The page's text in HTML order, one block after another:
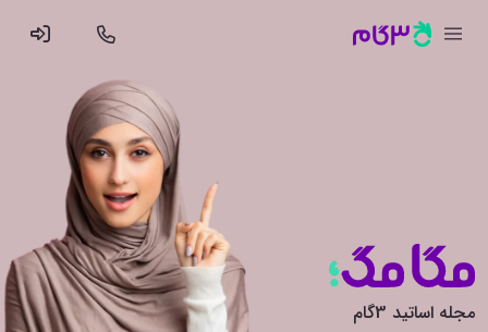
مجله اساتید 3گام